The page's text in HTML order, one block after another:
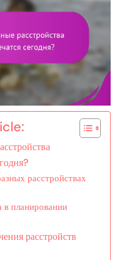
расстройствах
в планировании
расстройств